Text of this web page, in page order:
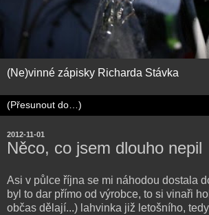
(Ne)vinné zápisky Richarda Stávka
2012-11-01
Něco, co jsem dlouho nepil
Asi v půlce října se mi náhodou dostala
byl to dar přímo od výrobce, to si vinaři
občas dělají...) lahvinka již letošního,